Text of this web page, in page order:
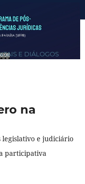
E DIÁLOGOS
na
legislativo e judiciário
participativa